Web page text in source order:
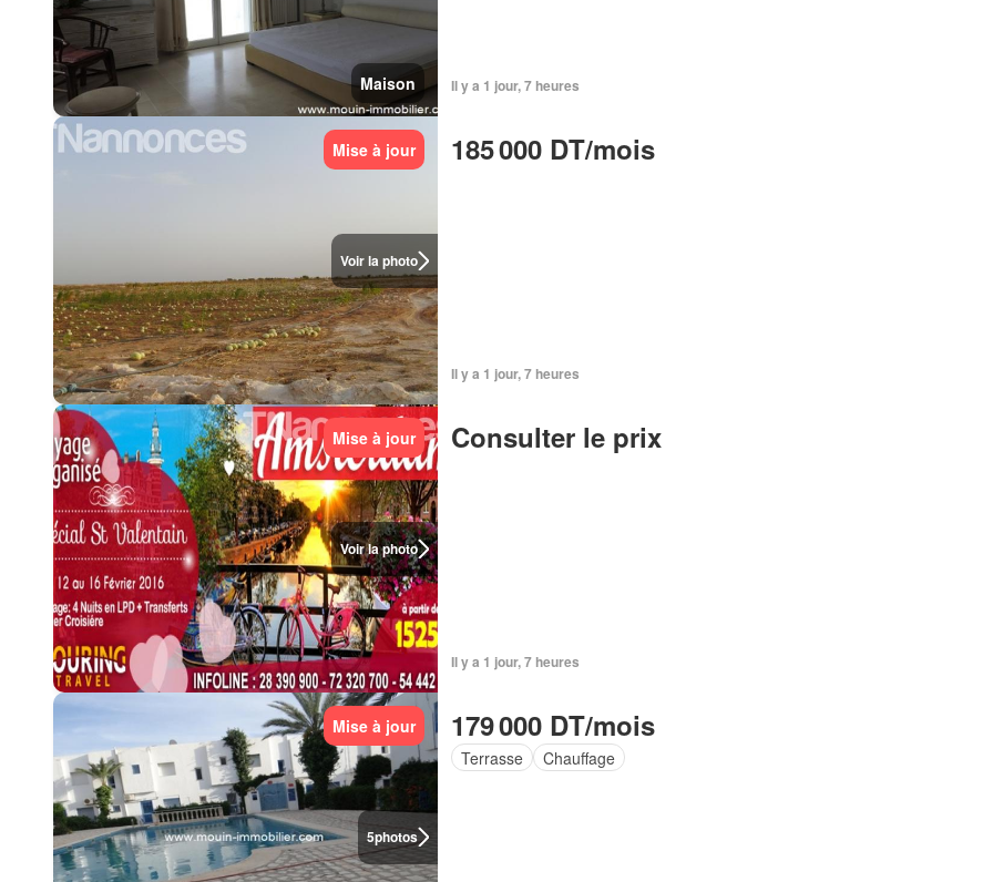
Maison Il y a 1 jour, 7 heures
Voir la photo
Mise à jour 185 000 DT/mois
Il y a 1 jour, 7 heures
Voir la photo
Mise à jour Consulter le prix
Il y a 1 jour, 7 heures
5photos
Mise à jour 179 000 DT/mois
Terrasse Chauffage